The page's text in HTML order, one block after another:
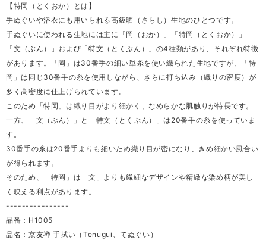
【特岡（とくおか）とは】
手ぬぐいや浴衣にも用いられる高級晒（さらし）生地のひとつです。
手ぬぐいに使われる生地には主に「岡（おか）」「特岡（とくおか）」
「文（ぶん）」および「特文（とくぶん）」の4種類があり、それぞれ特徴
があります。「岡」は30番手の細い単糸を使い織られた生地ですが、「特
岡」は同じ30番手の糸を使用しながら、さらに打ち込み（織りの密度）が
多く高密度に仕上げられています。
このため「特岡」は織り目がより細かく、なめらかな肌触りが特長です。
一方、「文（ぶん）」と「特文（とくぶん）」は20番手の糸を使っていま
す。
30番手の糸は20番手よりも細いため織り目が密になり、きめ細かい風合い
が得られます。
そのため、「特岡」は「文」よりも繊細なデザインや精緻な染め柄が美し
く映える利点があります。
----------------
品番：H1005
品名：京友禅 手拭い（Tenugui、てぬぐい）